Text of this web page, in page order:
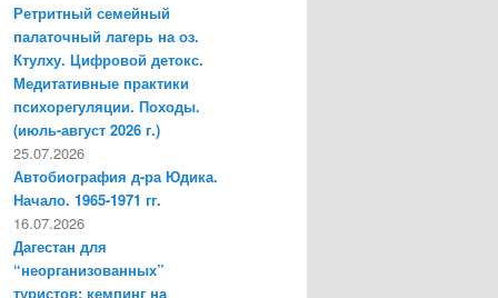
Ретритный семейный
палаточный лагерь на оз.
Ктулху. Цифровой детокс.
Медитативные практики
психорегуляции. Походы.
(июль-август 2026 г.)
25.07.2026
Автобиография д-ра Юдика.
Начало. 1965-1971 гг.
16.07.2026
Дагестан для
“неорганизованных”
туристов: кемпинг на